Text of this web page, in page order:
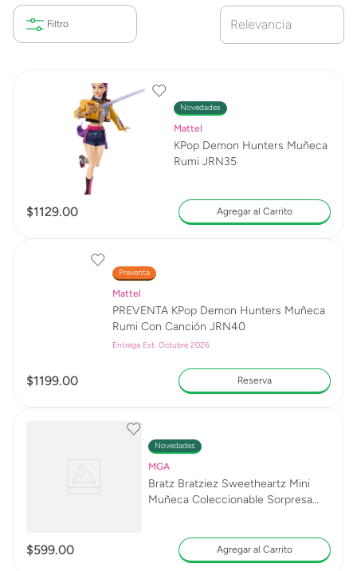
Relevancia
Novedades
Mattel
KPop Demon Hunters Muñeca
Rumi JRN35
$1129.00 Agregar al Carrito
Preventa
Mattel
PREVENTA KPop Demon Hunters Muñeca
Rumi Con Canción JRN40
Entrega Est. Octubre 2026
$1199.00 Reserva
Novedades
MGA
Bratz Bratziez Sweetheartz Mini
Muñeca Coleccionable Sorpresa
$599.00 Agregar al Carrito